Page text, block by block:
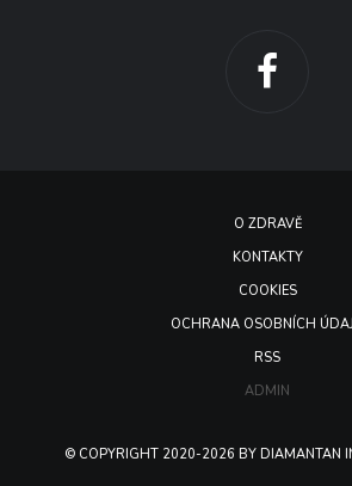
O ZDRAVĚ
KONTAKTY
COOKIES
OCHRANA OSOBNÍCH
RSS
ADMIN
© COPYRIGHT 2020-2026 BY DIAMANTAN